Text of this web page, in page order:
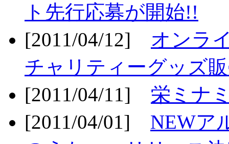
ト先行応募が開始!!
[2011/04/12] オンラ
チャリティーグッズ
[2011/04/11] 栄ミナ
[2011/04/01] NEWア